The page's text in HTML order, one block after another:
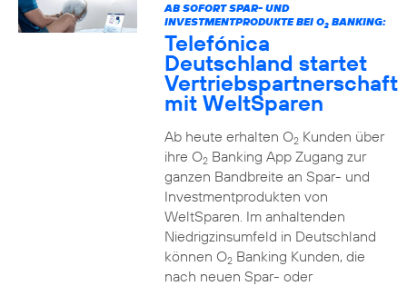
AB SOFORT SPAR- UND
INVESTMENTPRODUKTE BEI O2BANKING:
Telefónica
Deutschland startet
Vertriebspartnerschaft
mit WeltSparen
Ab heute erhalten O2Kunden über
ihre O2Banking App Zugang zur
ganzen Bandbreite an Spar- und
Investmentprodukten von
WeltSparen. Im anhaltenden
Niedrigzinsumfeld in Deutschland
können O2Banking Kunden, die
nach neuen Spar- oder